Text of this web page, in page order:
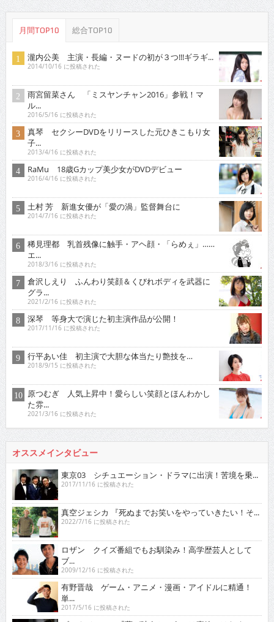
月間TOP10 総合TOP10
瀧内公美 主演・長編・ヌードの初が３つ!!!ギラギ...
2014/10/16 に投稿された
雨宮留菜さん 「ミスヤンチャン2016」参戦！マ
ル...
2016/5/16 に投稿された
真琴 セクシーDVDをリリースした元ひきこもり女
子...
2013/4/16 に投稿された
RaMu 18歳Gカップ美少女がDVDデビュー
2016/4/16 に投稿された
土村 芳 新進女優が「愛の渦」監督舞台に
2014/7/16 に投稿された
稀見理都 乳首残像に触手・アヘ顔・「らめぇ」……
エ...
2018/3/16 に投稿された
倉沢しえり ふんわり笑顔＆くびれボディを武器に
グラ...
2021/2/16 に投稿された
深琴 等身大で演じた初主演作品が公開！
2017/11/16 に投稿された
行平あい佳 初主演で大胆な体当たり艶技を…
2018/9/15 に投稿された
原つむぎ 人気上昇中！愛らしい笑顔とほんわかし
た雰...
2021/3/16 に投稿された
オススメインタビュー
東京03 シチュエーション・ドラマに出演！苦境を乗...
2017/11/16 に投稿された
真空ジェシカ 『死ぬまでお笑いをやっていきたい！そ...
2022/7/16 に投稿された
ロザン クイズ番組でもお馴染み！高学歴芸人として
ブ...
2009/12/16 に投稿された
有野晋哉 ゲーム・アニメ・漫画・アイドルに精通！
単...
2017/5/16 に投稿された